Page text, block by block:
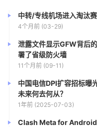
中转/专线机场进入淘汰
4个月前 (03-29)
泄露文件显示GFW背后
署了省级防火墙
11个月前 (09-11)
中国电信DPI扩容招标曝
未来何去何从？
1年前 (2025-07-03)
Clash Meta for Android